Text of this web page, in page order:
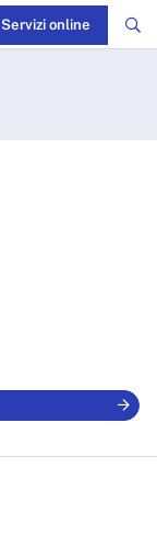
Servizi online